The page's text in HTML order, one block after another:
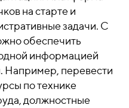
на старте и
задачи. С
обеспечить
информацией
Например, перевести
по технике
должностные